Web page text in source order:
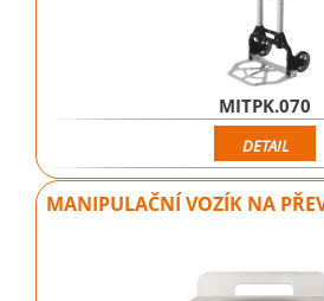
MITPK.070
DETAIL
MANIPULAČNÍ VOZÍK NA